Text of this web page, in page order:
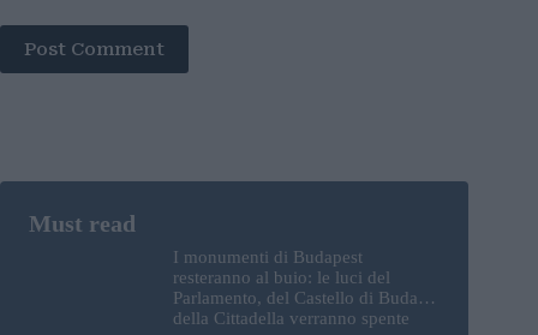
Post Comment
I monumenti di Budapest
resteranno al buio: le luci del
Parlamento, del Castello di Buda e
della Cittadella verranno spente